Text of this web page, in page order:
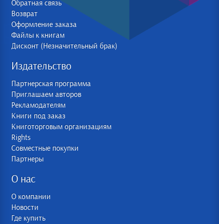
Обратная связь
Возврат
Оформление заказа
Файлы к книгам
Дисконт (Незначительный брак)
Издательство
Партнерская программа
Приглашаем авторов
Рекламодателям
Книги под заказ
Книготорговым организациям
Rights
Совместные покупки
Партнеры
О нас
О компании
Новости
Где купить